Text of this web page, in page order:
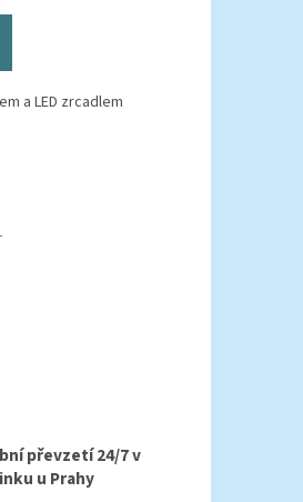
a LED zrcadlem
převzetí 24/7 v
u Prahy